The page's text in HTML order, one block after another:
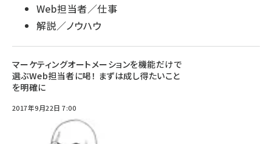
Web担当者／仕事
解説／ノウハウ
マーケティングオートメーションを機能だけで
選ぶWeb担当者に喝！ まずは成し得たいこと
を明確に
2017年9月22日 7:00